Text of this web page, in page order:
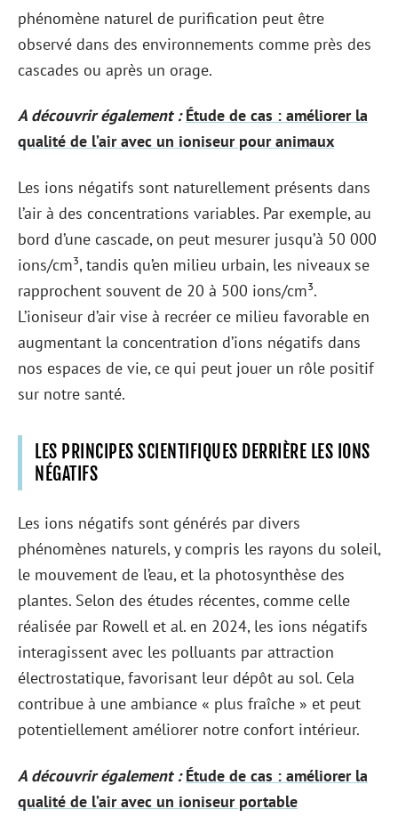
phénomène naturel de purification peut être
observé dans des environnements comme près des
cascades ou après un orage.
A découvrir également : Étude de cas : améliorer la
qualité de l’air avec un ioniseur pour animaux
Les ions négatifs sont naturellement présents dans
l’air à des concentrations variables. Par exemple, au
bord d’une cascade, on peut mesurer jusqu’à 50 000
ions/cm³, tandis qu’en milieu urbain, les niveaux se
rapprochent souvent de 20 à 500 ions/cm³.
L’ioniseur d’air vise à recréer ce milieu favorable en
augmentant la concentration d’ions négatifs dans
nos espaces de vie, ce qui peut jouer un rôle positif
sur notre santé.
LES PRINCIPES SCIENTIFIQUES DERRIÈRE LES IONS
NÉGATIFS
Les ions négatifs sont générés par divers
phénomènes naturels, y compris les rayons du soleil,
le mouvement de l’eau, et la photosynthèse des
plantes. Selon des études récentes, comme celle
réalisée par Rowell et al. en 2024, les ions négatifs
interagissent avec les polluants par attraction
électrostatique, favorisant leur dépôt au sol. Cela
contribue à une ambiance « plus fraîche » et peut
potentiellement améliorer notre confort intérieur.
A découvrir également : Étude de cas : améliorer la
qualité de l’air avec un ioniseur portable